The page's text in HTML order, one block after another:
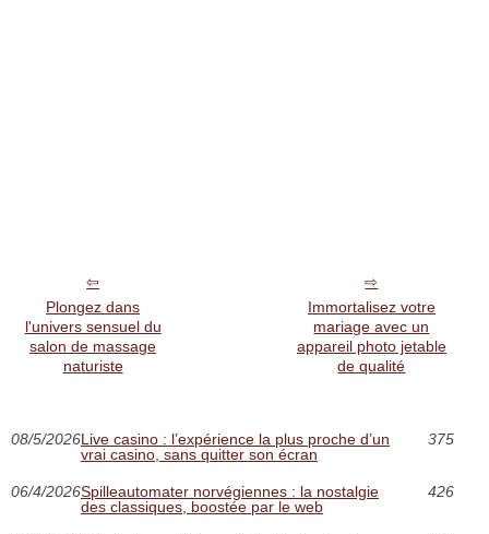
Plongez dans
l'univers sensuel du
salon de massage
naturiste
Immortalisez votre
mariage avec un
appareil photo jetable
de qualité
08/5/2026Live casino : l’expérience la plus proche d’un
vrai casino, sans quitter son écran
375
06/4/2026Spilleautomater norvégiennes : la nostalgie
des classiques, boostée par le web
426